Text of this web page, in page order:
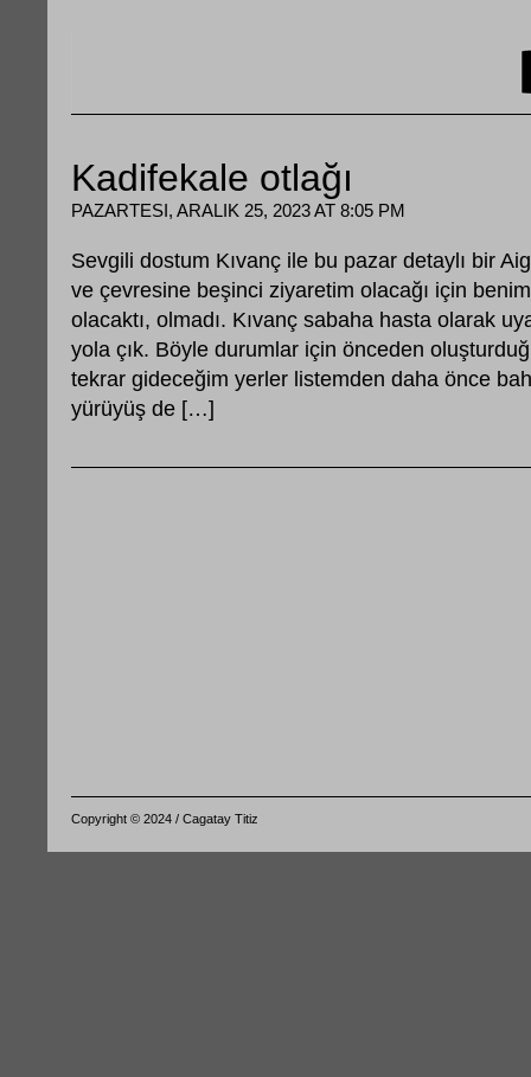
Kadifekale otlağı
PAZARTESI, ARALIK 25, 2023 AT 8:05 PM
Sevgili dostum Kıvanç ile bu pazar detaylı bir
ve çevresine beşinci ziyaretim olacağı için
olacaktı, olmadı. Kıvanç sabaha hasta olarak
yola çık. Böyle durumlar için önceden
tekrar gideceğim yerler listemden daha önce
yürüyüş de […]
Copyright © 2024 / Cagatay Titiz